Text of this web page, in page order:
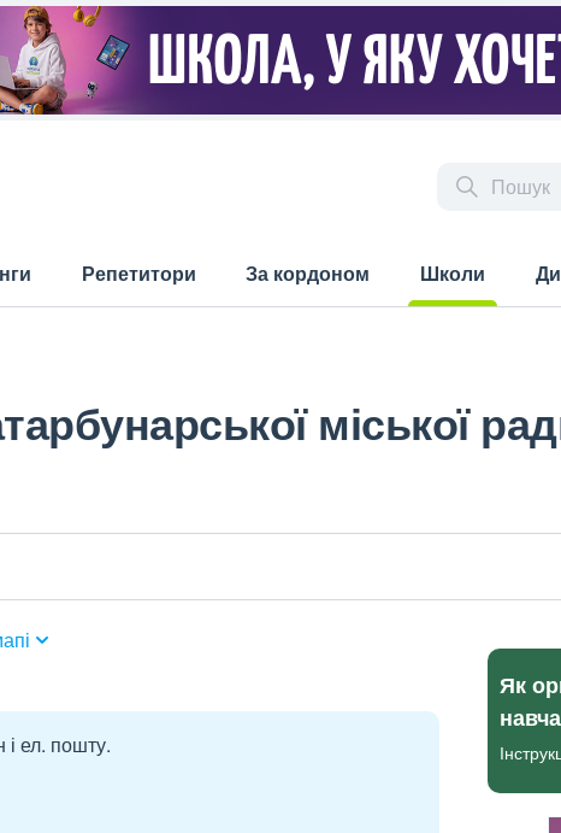
Репетитори За кордоном
Школи
міської
і ел. пошту.
Як